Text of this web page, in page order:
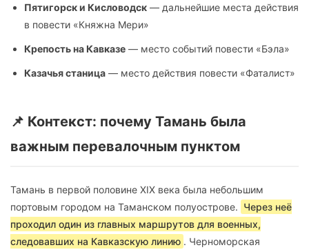
Пятигорск и Кисловодск — дальнейшие места действия
в повести «Княжна Мери»
Крепость на Кавказе — место событий повести «Бэла»
Казачья станица — место действия повести «Фаталист»
📌 Контекст: почему Тамань была
важным перевалочным пунктом
Тамань в первой половине XIX века была небольшим
портовым городом на Таманском полуострове. Через неё
проходил один из главных маршрутов для военных,
следовавших на Кавказскую линию . Черноморская